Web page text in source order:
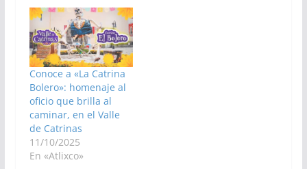
Conoce a «La Catrina
Bolero»: homenaje al
oficio que brilla al
caminar, en el Valle
de Catrinas
11/10/2025
En «Atlixco»